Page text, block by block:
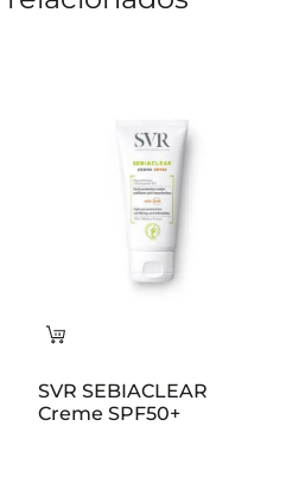
Leer
SVR SEBIACLEAR
Creme SPF50+